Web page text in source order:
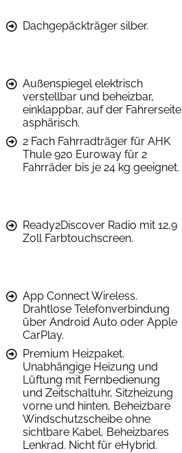
Dachgepäckträger silber.
Außenspiegel elektrisch
verstellbar und beheizbar,
einklappbar, auf der Fahrerseite
asphärisch.
2 Fach Fahrradträger für AHK
Thule 920 Euroway für 2
Fahrräder bis je 24 kg geeignet.
Ready2Discover Radio mit 12,9
Zoll Farbtouchscreen.
App Connect Wireless.
Drahtlose Telefonverbindung
über Android Auto oder Apple
CarPlay.
Premium Heizpaket.
Unabhängige Heizung und
Lüftung mit Fernbedienung
und Zeitschaltuhr, Sitzheizung
vorne und hinten, Beheizbare
Windschutzscheibe ohne
sichtbare Kabel, Beheizbares
Lenkrad. Nicht für eHybrid.